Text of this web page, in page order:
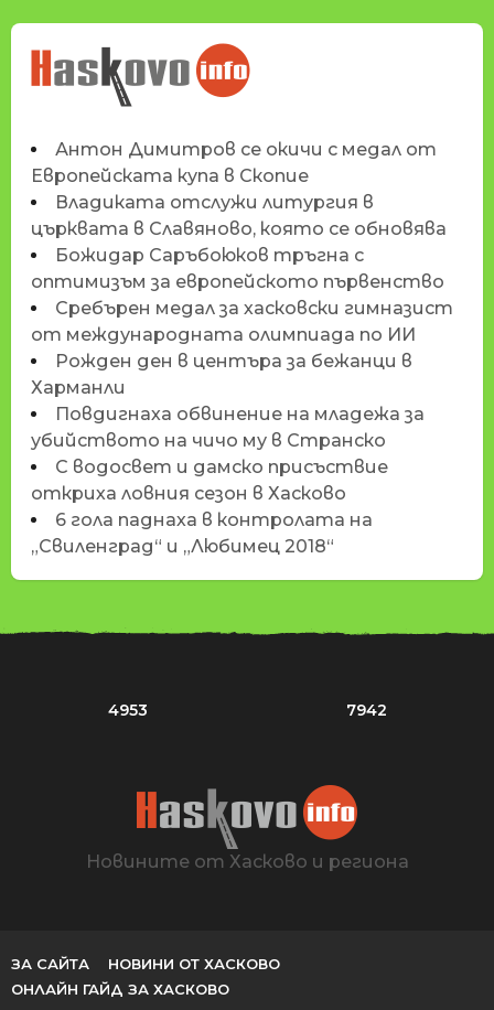
НОВИНИТЕ НА
HASKOVO.INFO
Антон Димитров се окичи с медал от
Европейската купа в Скопие
Владиката отслужи литургия в
църквата в Славяново, която се обновява
Божидар Саръбоюков тръгна с
оптимизъм за европейското първенство
Сребърен медал за хасковски гимназист
от международната олимпиада по ИИ
Рожден ден в центъра за бежанци в
Харманли
Повдигнаха обвинение на младежа за
убийството на чичо му в Странско
С водосвет и дамско присъствие
откриха ловния сезон в Хасково
6 гола паднаха в контролата на
„Свиленград“ и „Любимец 2018“
4953 7942
Новините от Хасково и региона
ЗА САЙТА
НОВИНИ ОТ ХАСКОВО
ОНЛАЙН ГАЙД ЗА ХАСКОВО